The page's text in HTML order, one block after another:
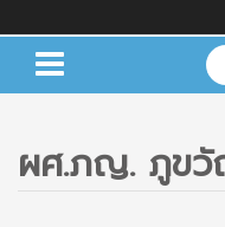
ผศ.ภญ. ภูข